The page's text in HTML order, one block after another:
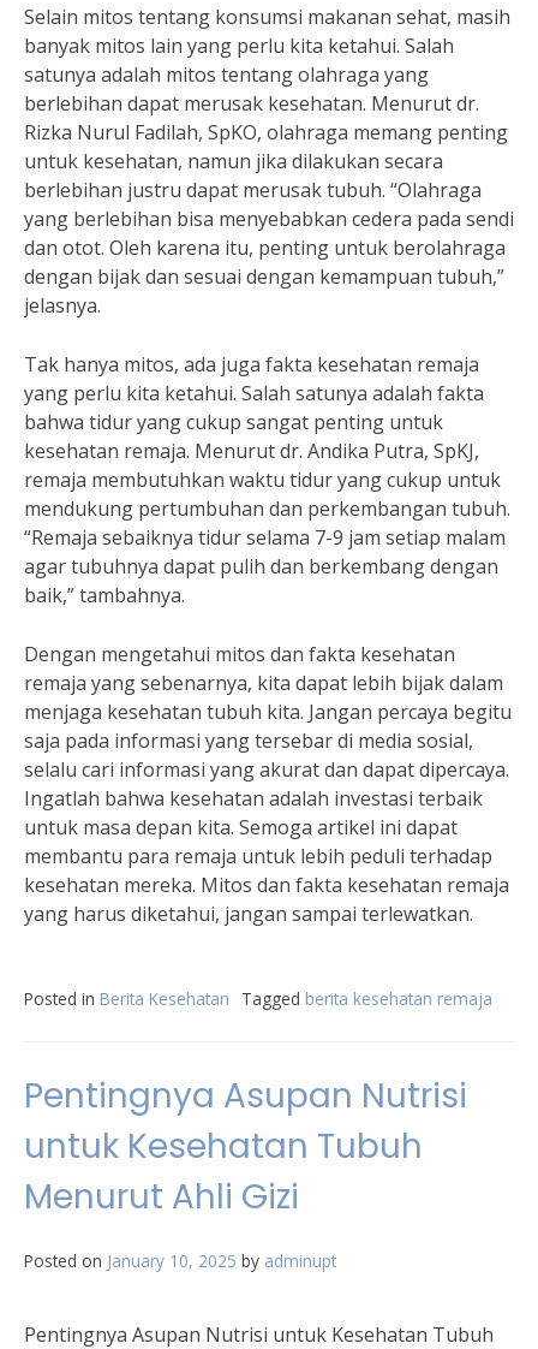
Selain mitos tentang konsumsi makanan sehat, masih
banyak mitos lain yang perlu kita ketahui. Salah
satunya adalah mitos tentang olahraga yang
berlebihan dapat merusak kesehatan. Menurut dr.
Rizka Nurul Fadilah, SpKO, olahraga memang penting
untuk kesehatan, namun jika dilakukan secara
berlebihan justru dapat merusak tubuh. “Olahraga
yang berlebihan bisa menyebabkan cedera pada sendi
dan otot. Oleh karena itu, penting untuk berolahraga
dengan bijak dan sesuai dengan kemampuan tubuh,”
jelasnya.
Tak hanya mitos, ada juga fakta kesehatan remaja
yang perlu kita ketahui. Salah satunya adalah fakta
bahwa tidur yang cukup sangat penting untuk
kesehatan remaja. Menurut dr. Andika Putra, SpKJ,
remaja membutuhkan waktu tidur yang cukup untuk
mendukung pertumbuhan dan perkembangan tubuh.
“Remaja sebaiknya tidur selama 7-9 jam setiap malam
agar tubuhnya dapat pulih dan berkembang dengan
baik,” tambahnya.
Dengan mengetahui mitos dan fakta kesehatan
remaja yang sebenarnya, kita dapat lebih bijak dalam
menjaga kesehatan tubuh kita. Jangan percaya begitu
saja pada informasi yang tersebar di media sosial,
selalu cari informasi yang akurat dan dapat dipercaya.
Ingatlah bahwa kesehatan adalah investasi terbaik
untuk masa depan kita. Semoga artikel ini dapat
membantu para remaja untuk lebih peduli terhadap
kesehatan mereka. Mitos dan fakta kesehatan remaja
yang harus diketahui, jangan sampai terlewatkan.
Posted in Berita Kesehatan Tagged berita kesehatan remaja
Pentingnya Asupan Nutrisi
untuk Kesehatan Tubuh
Menurut Ahli Gizi
Posted on January 10, 2025 by adminupt
Pentingnya Asupan Nutrisi untuk Kesehatan Tubuh